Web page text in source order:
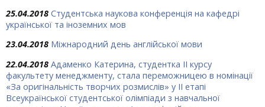
25.04.2018 Студентська наукова конференція на кафедрі
української та іноземних мов
23.04.2018 Міжнародний день англійської мови
22.04.2018 Адаменко Катерина, студентка ІІ курсу
факультету менеджменту, стала переможницею в номінації
«За оригінальність творчих розмислів» у ІІ етапі
Всеукраїнської студентської олімпіади з навчальної